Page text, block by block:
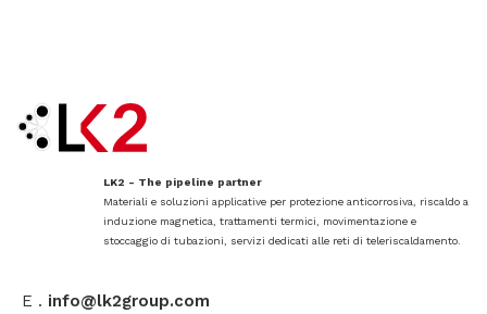
LK2 - The pipeline partner
Materiali e soluzioni applicative per protezione anticorrosiva, riscaldo a
induzione magnetica, trattamenti termici, movimentazione e
stoccaggio di tubazioni, servizi dedicati alle reti di teleriscaldamento.
E . info@lk2group.com